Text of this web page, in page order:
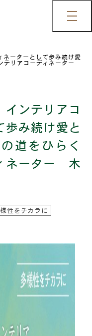
ネーターとして歩み続け愛
テリアコーディネーター
インテリアコ
歩み続け愛と
道をひらく
ネーター 木
様性をチカラに